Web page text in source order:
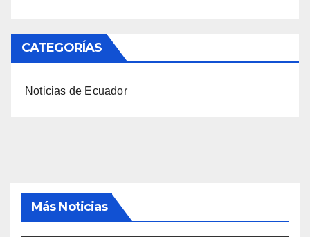
CATEGORÍAS
Noticias de Ecuador
Más Noticias